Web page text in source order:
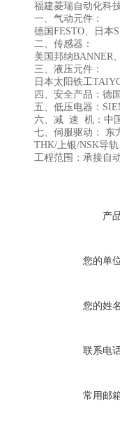
福建菱瑞自动化科
一、气动元件：
德国FESTO、日本
二、传感器：
美国邦纳BANNER
三、液压元件：
日本太阳铁工
四、安全产品：德
五、低压电器：
六、减 速 机：中
七、伺服驱动： 东
THK/上银/NSK导
工程范围：承接自
产
您的单
您的姓
联系电
常用邮